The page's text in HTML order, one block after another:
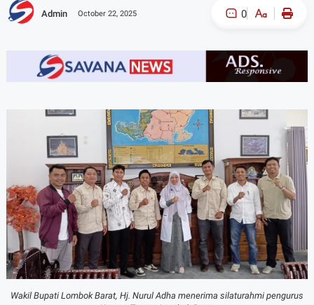
Admin October 22, 2025 0
A- A+
Wakil Bupati Lombok Barat, Hj. Nurul Adha menerima silaturahmi pengurus